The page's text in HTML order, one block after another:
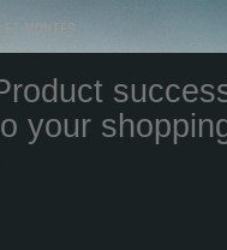
ET MONTÉS
your